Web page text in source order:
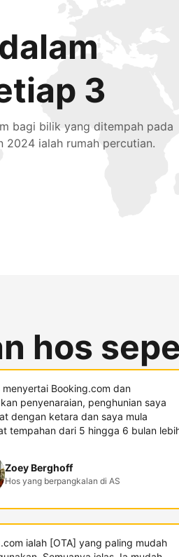
3
bagi bilik yang ditempah pada
2024 ialah rumah percutian.
hos
menyertai Booking.com dan
penyenaraian, penghunian saya
dengan ketara dan saya mula
tempahan dari 5 hingga 6 bulan
Zoey Berghoff
Hos yang berpangkalan di AS
ialah [OTA] yang paling mudah